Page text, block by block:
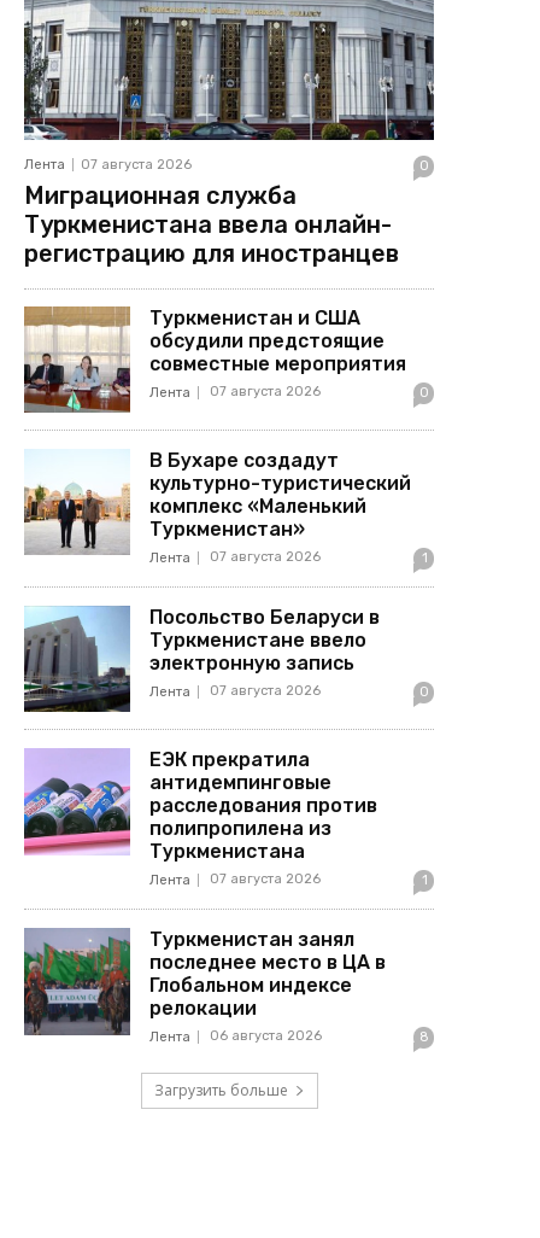
Лента 07 августа 2026 0
Миграционная служба
Туркменистана ввела онлайн-
регистрацию для иностранцев
Туркменистан и США
обсудили предстоящие
совместные мероприятия
Лента 07 августа 2026 0
В Бухаре создадут
культурно-туристический
комплекс «Маленький
Туркменистан»
Лента 07 августа 2026 1
Посольство Беларуси в
Туркменистане ввело
электронную запись
Лента 07 августа 2026 0
ЕЭК прекратила
антидемпинговые
расследования против
полипропилена из
Туркменистана
Лента 07 августа 2026 1
Туркменистан занял
последнее место в ЦА в
Глобальном индексе
релокации
Лента 06 августа 2026 8
Загрузить больше